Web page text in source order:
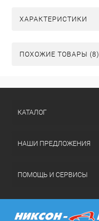
ХАРАКТЕРИСТИКИ
ПОХОЖИЕ ТОВАРЫ (8)
КАТАЛОГ
НАШИ ПРЕДЛОЖЕНИЯ
ПОМОЩЬ И СЕРВИСЫ